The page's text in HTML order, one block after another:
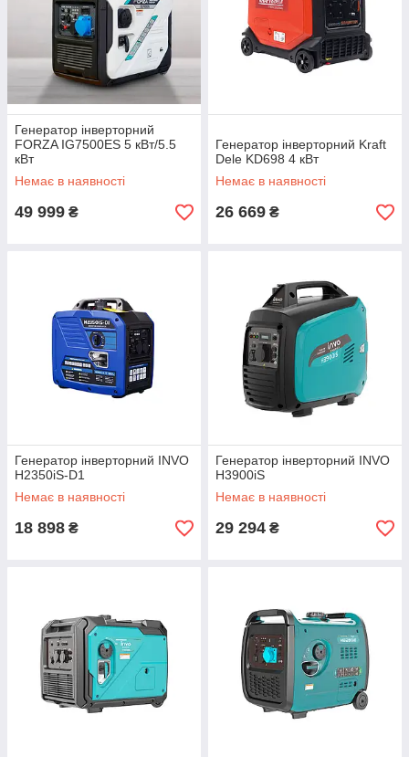
Генератор інверторний
FORZA IG7500ES 5 кВт/5.5
кВт
Немає в наявності
49 999 ₴
Генератор інверторний Kraft
Dele KD698 4 кВт
Немає в наявності
26 669 ₴
Генератор інверторний INVO
H2350iS-D1
Немає в наявності
18 898 ₴
Генератор інверторний INVO
H3900iS
Немає в наявності
29 294 ₴